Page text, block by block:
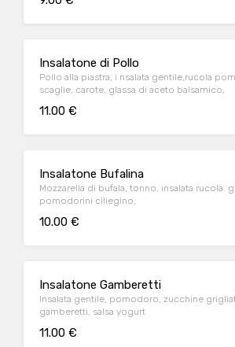
Insalatone di Pollo
Pollo alla piastra, i nsalata gentile,rucola
scaglie, carote, glassa di aceto balsamico,
11.00 €
Insalatone Bufalina
Mozzarella di bufala, tonno, insalata rucola.
pomodorini ciliegino,
10.00 €
Insalatone Gamberetti
Insalata gentile, pomodoro, zucchine
gamberetti, salsa yogurt
11.00 €